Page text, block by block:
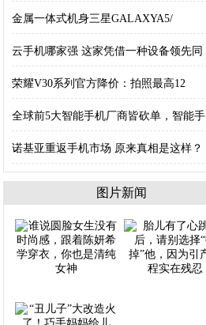
金属一体式机身三星GALAXYA5/
云手机哪家强 这家凭借一种设备领先同
荣耀V30系列官方降价：拍照最高12
全球前5大智能手机厂商皆砍单，智能手
诺基亚重返手机市场 原来真相是这样？
图片新闻